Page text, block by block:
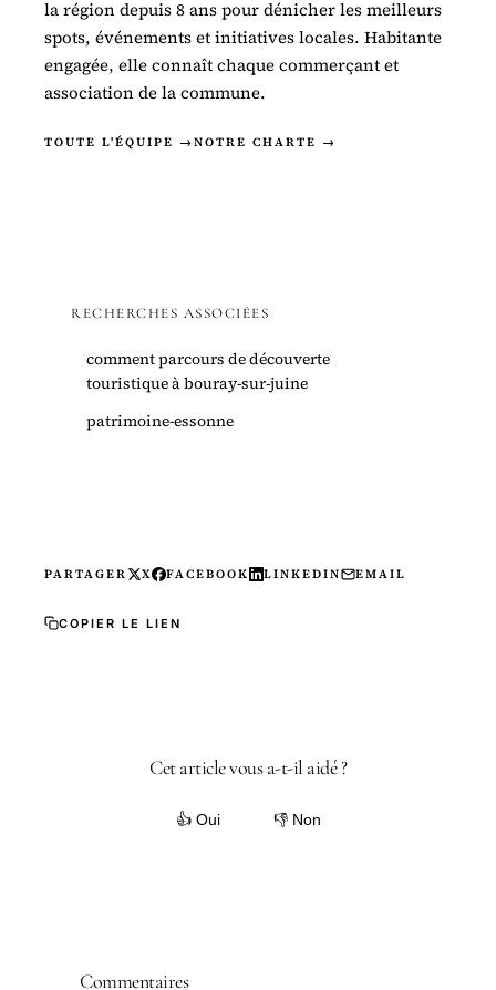
la région depuis 8 ans pour dénicher les meilleurs
spots, événements et initiatives locales. Habitante
engagée, elle connaît chaque commerçant et
association de la commune.
TOUTE L'ÉQUIPE → NOTRE CHARTE →
RECHERCHES ASSOCIÉES
comment parcours de découverte
touristique à bouray-sur-juine
patrimoine-essonne
PARTAGER X FACEBOOK LINKEDIN EMAIL
COPIER LE LIEN
Cet article vous a-t-il aidé ?
👍 Oui 👎 Non
Commentaires